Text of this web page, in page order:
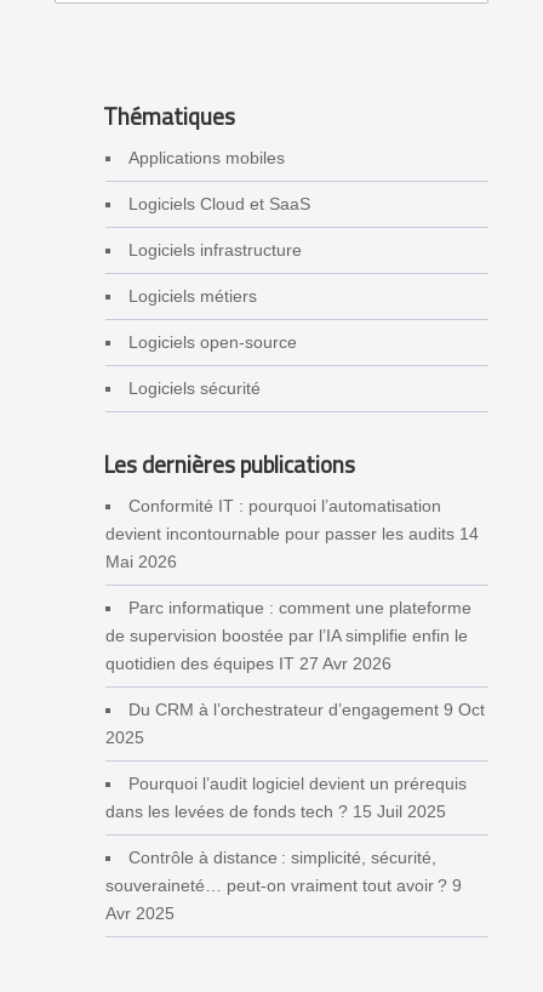
Thématiques
Applications mobiles
Logiciels Cloud et SaaS
Logiciels infrastructure
Logiciels métiers
Logiciels open-source
Logiciels sécurité
Les dernières publications
Conformité IT : pourquoi l’automatisation
devient incontournable pour passer les audits 14
Mai 2026
Parc informatique : comment une plateforme
de supervision boostée par l’IA simplifie enfin le
quotidien des équipes IT 27 Avr 2026
Du CRM à l’orchestrateur d’engagement 9 Oct
2025
Pourquoi l’audit logiciel devient un prérequis
dans les levées de fonds tech ? 15 Juil 2025
Contrôle à distance : simplicité, sécurité,
souveraineté… peut‑on vraiment tout avoir ? 9
Avr 2025